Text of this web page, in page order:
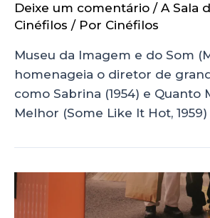
Deixe um comentário / A Sala
Cinéfilos / Por Cinéfilos
Museu da Imagem e do Som
homenageia o diretor de
como Sabrina (1954) e Quanto
Melhor (Some Like It Hot, 1959)